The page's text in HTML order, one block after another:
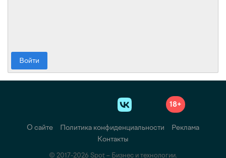
Войти
18+
О сайте Политика конфиденциальности
Реклама
Контакты
© 2017-2026 Spot – Бизнес и технологии.